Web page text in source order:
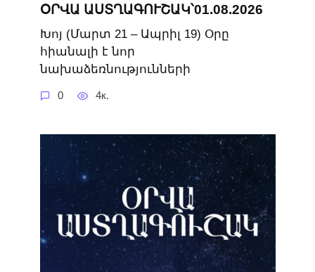
ՕՐՎԱ ԱՍՏՂԱԳՈՒՇԱԿ՝01.08.2026
Խոյ (Մարտ 21 – Ապրիլ 19) ​Օրը
հիանալի է նոր
նախաձեռնությունների
0 4к.